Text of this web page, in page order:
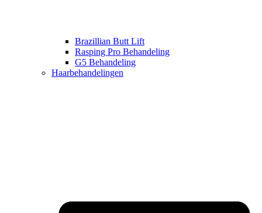
Brazillian Butt Lift
Rasping Pro Behandeling
G5 Behandeling
Haarbehandelingen